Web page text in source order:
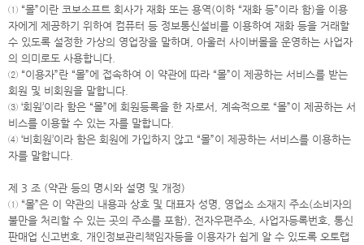
① “몰”이란 코보소프트 회사가 재화 또는 용역(이하 “재화 등”이라 함)을 이용
자에게 제공하기 위하여 컴퓨터 등 정보통신설비를 이용하여 재화 등을 거래할
수 있도록 설정한 가상의 영업장을 말하며, 아울러 사이버몰을 운영하는 사업자
의 의미로도 사용합니다.
② “이용자”란 “몰”에 접속하여 이 약관에 따라 “몰”이 제공하는 서비스를 받는
회원 및 비회원을 말합니다.
③ ‘회원’이라 함은 “몰”에 회원등록을 한 자로서, 계속적으로 “몰”이 제공하는 서
비스를 이용할 수 있는 자를 말합니다.
④ ‘비회원’이라 함은 회원에 가입하지 않고 “몰”이 제공하는 서비스를 이용하는
자를 말합니다.
제 3 조 (약관 등의 명시와 설명 및 개정)
① “몰”은 이 약관의 내용과 상호 및 대표자 성명, 영업소 소재지 주소(소비자의
불만을 처리할 수 있는 곳의 주소를 포함), 전자우편주소, 사업자등록번호, 통신
판매업 신고번호, 개인정보관리책임자등을 이용자가 쉽게 알 수 있도록 오토랩